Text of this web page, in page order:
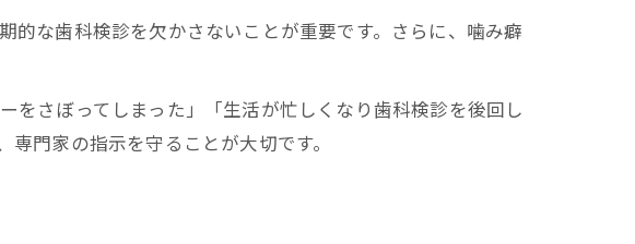
な歯科検診を欠かさないことが重要です。さらに、噛み癖
さぼってしまった」「生活が忙しくなり歯科検診を後回し
門家の指示を守ることが大切です。